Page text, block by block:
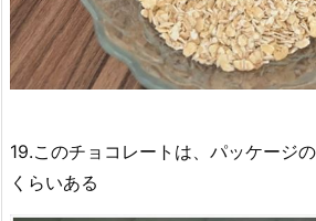
19.このチョコレートは、パッケージ
くらいある